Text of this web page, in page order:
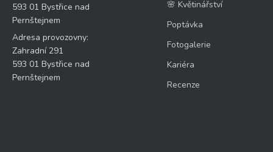
593 01 Bystřice nad
Pernštejnem
Adresa provozovny:
Zahradní 291
593 01 Bystřice nad
Pernštejnem
🌸 Květinářství
Poptávka
Fotogalerie
Kariéra
Recenze